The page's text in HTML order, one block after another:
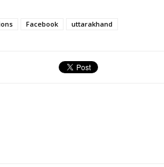
Facebook uttarakhand